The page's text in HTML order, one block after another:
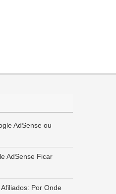
AdSense ou
AdSense Ficar
Por Onde